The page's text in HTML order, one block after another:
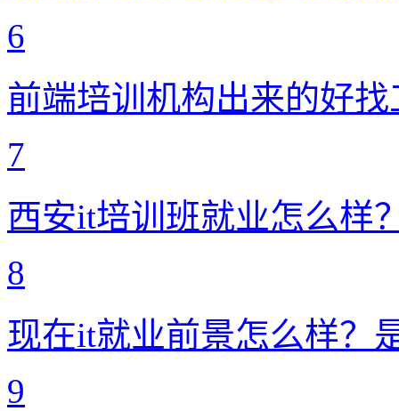
6
前端培训机构出来的好
7
西安it培训班就业怎么样
8
现在it就业前景怎么样？
9